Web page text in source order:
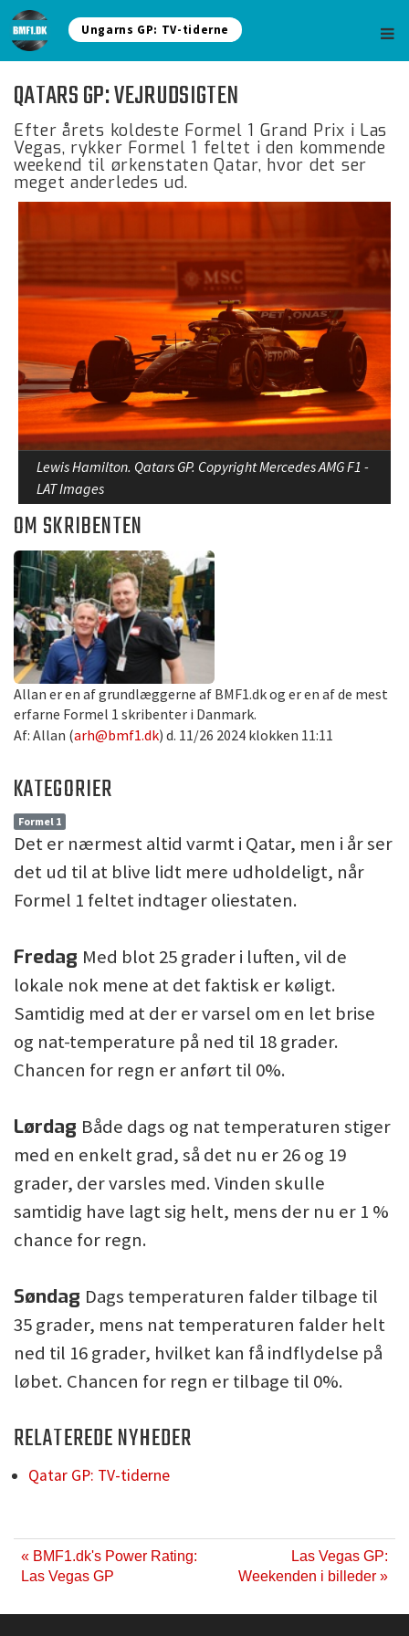
Ungarns GP: TV-tiderne
QATARS GP: VEJRUDSIGTEN
Efter årets koldeste Formel 1 Grand Prix i Las
Vegas, rykker Formel 1 feltet i den kommende
weekend til ørkenstaten Qatar, hvor det ser
meget anderledes ud.
Lewis Hamilton. Qatars GP. Copyright Mercedes AMG F1 -
LAT Images
OM SKRIBENTEN
Allan er en af grundlæggerne af BMF1.dk og er en af de mest
erfarne Formel 1 skribenter i Danmark.
Af: Allan (arh@bmf1.dk) d. 11/26 2024 klokken 11:11
KATEGORIER
Formel 1
Det er nærmest altid varmt i Qatar, men i år ser
det ud til at blive lidt mere udholdeligt, når
Formel 1 feltet indtager oliestaten.
Fredag Med blot 25 grader i luften, vil de
lokale nok mene at det faktisk er køligt.
Samtidig med at der er varsel om en let brise
og nat-temperature på ned til 18 grader.
Chancen for regn er anført til 0%.
Lørdag Både dags og nat temperaturen stiger
med en enkelt grad, så det nu er 26 og 19
grader, der varsles med. Vinden skulle
samtidig have lagt sig helt, mens der nu er 1 %
chance for regn.
Søndag Dags temperaturen falder tilbage til
35 grader, mens nat temperaturen falder helt
ned til 16 grader, hvilket kan få indflydelse på
løbet. Chancen for regn er tilbage til 0%.
RELATEREDE NYHEDER
Qatar GP: TV-tiderne
« BMF1.dk's Power Rating:
Las Vegas GP
Las Vegas GP:
Weekenden i billeder »